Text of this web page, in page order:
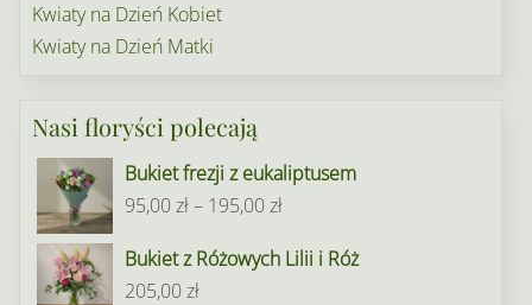
Kwiaty na Dzień Kobiet
Kwiaty na Dzień Matki
Nasi floryści polecają
Bukiet frezji z eukaliptusem
95,00zł– 195,00złZakres
od
Bukiet z Różowych Lilii i Róż
205,00zł